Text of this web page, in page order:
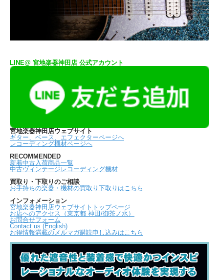
LINE@ 宮地楽器神田店 公式アカウント
宮地楽器神田店ウェブサイト
ギター、ベース、エフェクターページへ
レコーディング機材ページへ
RECOMMENDED
新着中古入荷商品一覧
中古ヴィンテージレコーディング機材
買取り・下取りのご相談
お手持ちの楽器・機材の買取り下取りはこちら
インフォメーション
宮地楽器神田店ウェブサイトトップページ
お店へのアクセス（東京都 神田/御茶ノ水）
お問合せフォーム
Contact us (English)
お得情報満載のメルマガ購読申し込みはこちら